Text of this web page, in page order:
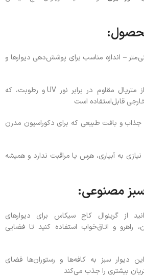
۵۰×۵۰ سانتی‌متر – اندازه مناسب برای پوشش‌دهی دیوارها و
مقاومت بالا: ساخته‌شده از متریال مقاوم در برابر نور UV و رطوبت، که
قابل‌استفاده است
و بافت طبیعی که برای دکوراسیون مدرن
به آبیاری، هرس یا مراقبت ندارد و همیشه
سبز مصنوعی:
از گرینوال کاج سیکاس برای دیوارهای
راهرو و اتاق‌خواب استفاده کنید تا فضایی
دیوار سبز به کافه‌ها و رستوران‌ها فضای
بیشتری را جذب می‌کند